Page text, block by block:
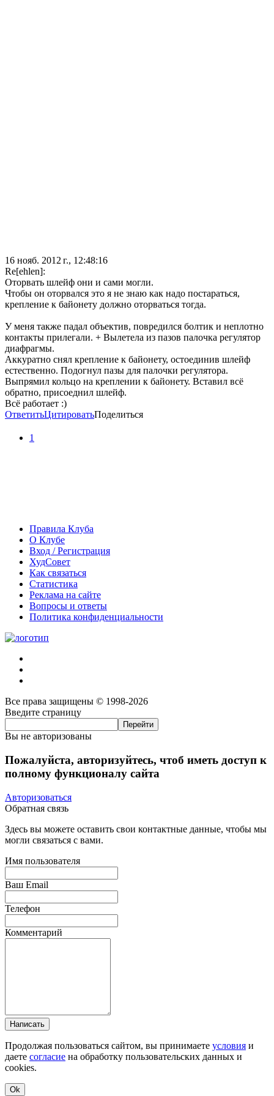
16 нояб. 2012 г., 12:48:16
Re[ehlen]:
Оторвать шлейф они и сами могли.
Чтобы он оторвался это я не знаю как надо постараться,
крепление к байонету должно оторваться тогда.
У меня также падал объектив, повредился болтик и неплотно
контакты прилегали. + Вылетела из пазов палочка регулятор
диафрагмы.
Аккуратно снял крепление к байонету, остоединив шлейф
естественно. Подогнул пазы для палочки регулятора.
Выпрямил кольцо на креплении к байонету. Вставил всё
обратно, присоеднил шлейф.
Всё работает :)
ОтветитьЦитироватьПоделиться
1
Правила Клуба
О Клубе
Вход / Регистрация
ХудСовет
Как связаться
Статистика
Реклама на сайте
Вопросы и ответы
Политика конфиденциальности
Все права защищены © 1998-2026
Введите страницу
Вы не авторизованы
Пожалуйста, авторизуйтесь, чтоб иметь доступ к
полному функционалу сайта
Авторизоваться
Обратная связь
Здесь вы можете оставить свои контактные данные, чтобы мы
могли связаться с вами.
Имя пользователя
Ваш Email
Телефон
Комментарий
Написать
Продолжая пользоваться сайтом, вы принимаете условия и
даете согласие на обработку пользовательских данных и
cookies.
Ok